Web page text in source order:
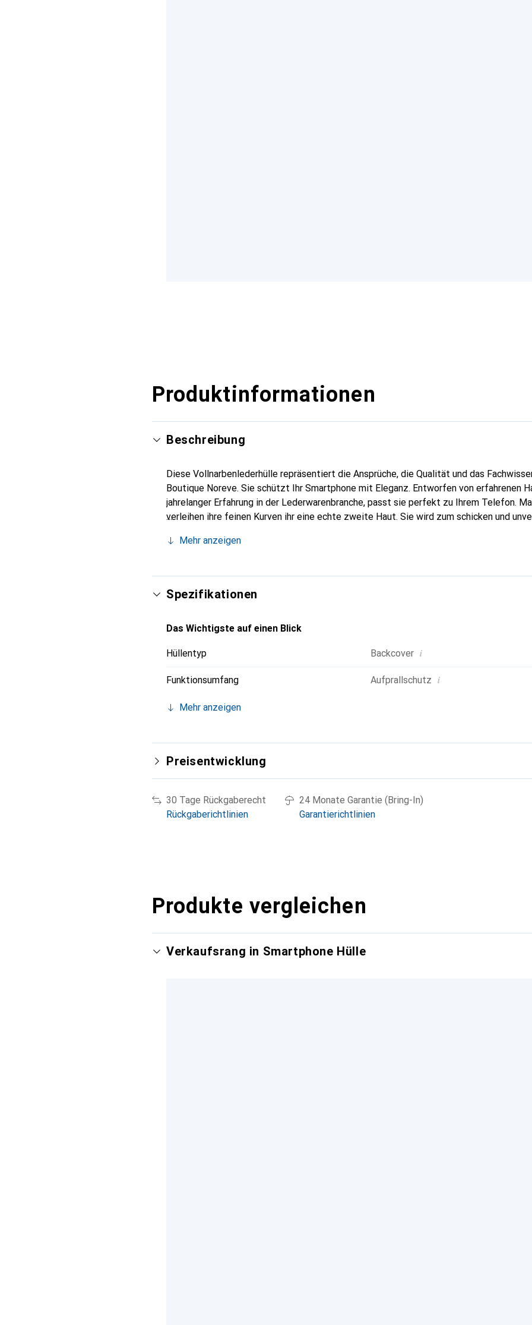
Produktinformationen
Beschreibung
Diese Vollnarbenlederhülle repräsentiert die Ansprüche, die Qualität und das
Boutique Noreve. Sie schützt Ihr Smartphone mit Eleganz. Entworfen von erfahrenen
jahrelanger Erfahrung in der Lederwarenbranche, passt sie perfekt zu Ihrem Telefon.
verleihen ihre feinen Kurven ihr eine echte zweite Haut. Sie wird zum schicken und
eine zuverlässige Wahl für eine anspruchsvolle Kundschaft.
Mehr anzeigen
Spezifikationen
Das Wichtigste auf einen Blick
Hüllentyp Backcover i
Funktionsumfang Aufprallschutz i
Mehr anzeigen
Preisentwicklung
30 Tage Rückgaberecht
Rückgaberichtlinien
24 Monate Garantie (Bring-In)
Garantierichtlinien
Produkte vergleichen
Verkaufsrang in Smartphone Hülle